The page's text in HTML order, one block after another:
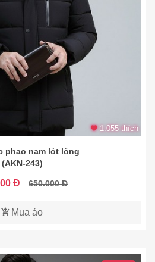
1.055 thích
phao nam lót lông
(AKN-243)
Đ 650.000 Đ
Mua áo